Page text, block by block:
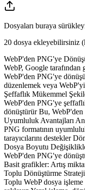
Dosyaları buraya
20 dosya ekleyebilirsiniz
WebP'den PNG'ye
WebP, Google tarafından
WebP'den PNG'ye
düzenlemek veya
Şeffaflık Mükemmel
WebP'den PNG'ye
dönüştürür Bu,
Uyumluluk Avantajları
PNG formatının
tarayıcılarını destekler
Dosya Boyutu
WebP'den PNG'ye
Basit grafikler: Artış
Toplu Dönüştürme
Toplu WebP dosya